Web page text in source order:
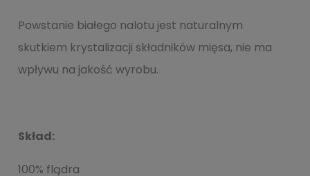
Powstanie białego nalotu jest naturalnym
skutkiem krystalizacji składników mięsa, nie ma
wpływu na jakość wyrobu.
Skład:
100% flądra